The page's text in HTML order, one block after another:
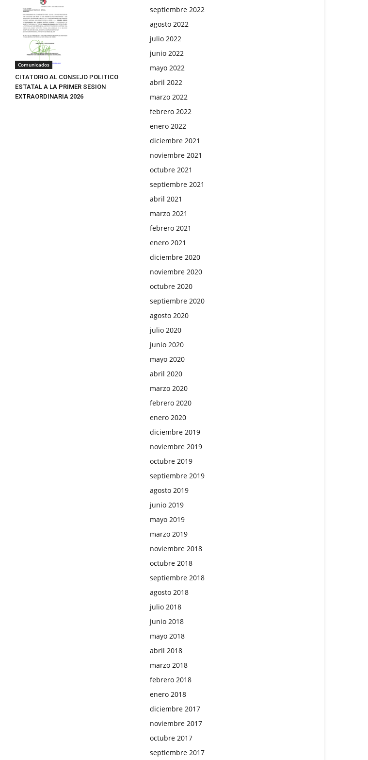
Comunicados
CITATORIO AL CONSEJO POLITICO
ESTATAL A LA PRIMER SESION
EXTRAORDINARIA 2026
septiembre 2022
agosto 2022
julio 2022
junio 2022
mayo 2022
abril 2022
marzo 2022
febrero 2022
enero 2022
diciembre 2021
noviembre 2021
octubre 2021
septiembre 2021
abril 2021
marzo 2021
febrero 2021
enero 2021
diciembre 2020
noviembre 2020
octubre 2020
septiembre 2020
agosto 2020
julio 2020
junio 2020
mayo 2020
abril 2020
marzo 2020
febrero 2020
enero 2020
diciembre 2019
noviembre 2019
octubre 2019
septiembre 2019
agosto 2019
junio 2019
mayo 2019
marzo 2019
noviembre 2018
octubre 2018
septiembre 2018
agosto 2018
julio 2018
junio 2018
mayo 2018
abril 2018
marzo 2018
febrero 2018
enero 2018
diciembre 2017
noviembre 2017
octubre 2017
septiembre 2017